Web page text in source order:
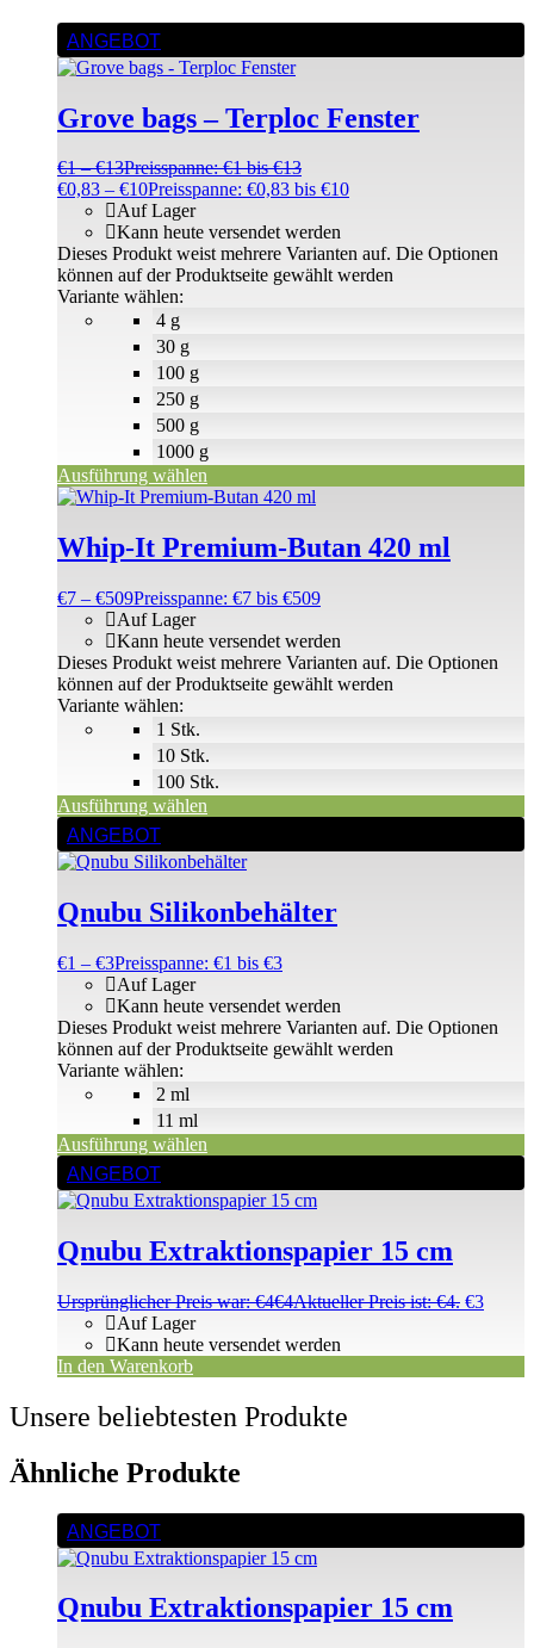
ANGEBOT
Grove bags – Terploc Fenster
€1 –€13Preisspanne: €1 bis €13
€0,83 – €10Preisspanne: €0,83 bis €10
4 g
30 g
100 g
250 g
500 g
1000 g
Auf Lager
Kann heute versendet werden
Variante wählen:
Ausführung wählen
Dieses Produkt weist mehrere Varianten auf. Die Optionen
können auf der Produktseite gewählt werden
Whip-It Premium-Butan 420 ml
€7 – €509Preisspanne: €7 bis €509
1 Stk.
10 Stk.
100 Stk.
Auf Lager
Kann heute versendet werden
Variante wählen:
Ausführung wählen
Dieses Produkt weist mehrere Varianten auf. Die Optionen
können auf der Produktseite gewählt werden
ANGEBOT
Qnubu Silikonbehälter
€1 – €3Preisspanne: €1 bis €3
2 ml
11 ml
Auf Lager
Kann heute versendet werden
Variante wählen:
Ausführung wählen
Dieses Produkt weist mehrere Varianten auf. Die Optionen
können auf der Produktseite gewählt werden
ANGEBOT
Qnubu Extraktionspapier 15 cm
Ursprünglicher Preis war: €4€4Aktueller Preis ist: €4. €3
Auf Lager
Kann heute versendet werden
In den Warenkorb
Unsere beliebtesten Produkte
Ähnliche Produkte
ANGEBOT
Qnubu Extraktionspapier 15 cm